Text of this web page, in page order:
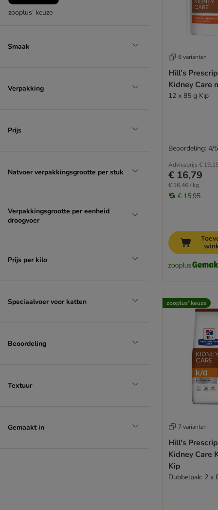
zooplus’ keuze
Smaak
Verpakking
Prijs
Natvoer verpakkingsgrootte per stuk
Verpakkingsgrootte per eenheid
droogvoer
Prijs per kilo
Speciaalvoer voor katten
Beoordeling
Textuur
Gemaakt in
6 varianten
Hill’s
Kidney Care
12 x 85 g Kip
Adviesprijs €
€ 16,79
€ 16,46 / kg
€ 15,95
Beoordeling: 4/5
zooplus’ keuze
7 varianten
Hill's
Kidney Care
Kip
Dubbelpak: 2 x